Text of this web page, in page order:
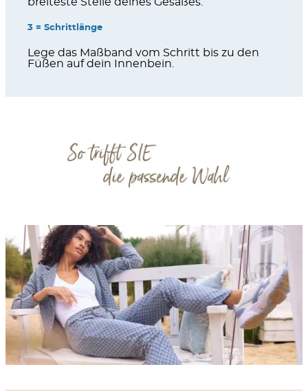
3 = Schrittlänge
Lege das Maßband vom Schritt bis zu den
Füßen auf dein Innenbein.